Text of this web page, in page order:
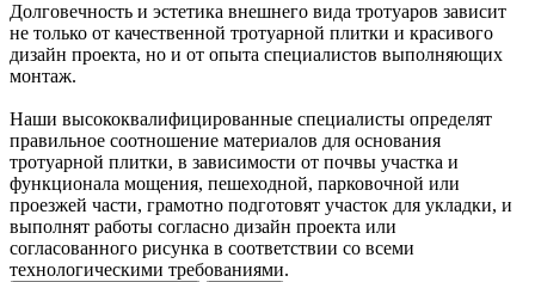
Долговечность и эстетика внешнего вида тротуаров зависит
не только от качественной тротуарной плитки и красивого
дизайн проекта, но и от опыта специалистов выполняющих
монтаж.
Наши высококвалифицированные специалисты определят
правильное соотношение материалов для основания
тротуарной плитки, в зависимости от почвы участка и
функционала мощения, пешеходной, парковочной или
проезжей части, грамотно подготовят участок для укладки, и
выполнят работы согласно дизайн проекта или
согласованного рисунка в соответствии со всеми
технологическими требованиями.